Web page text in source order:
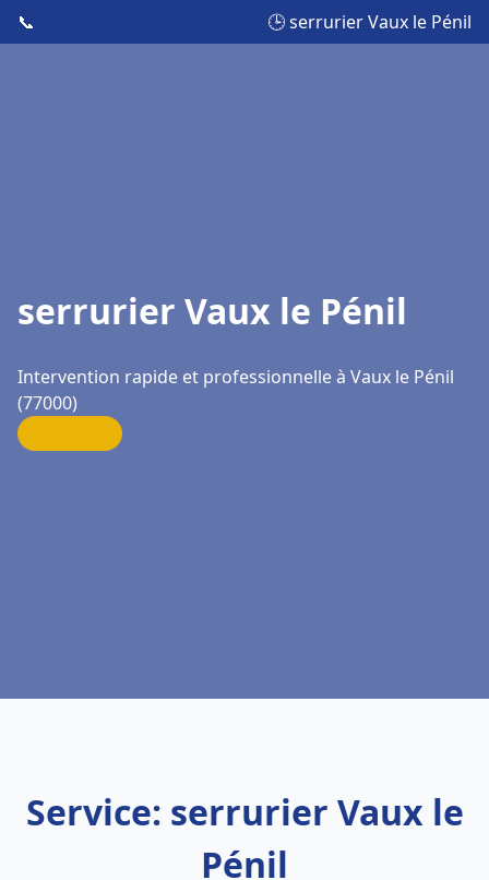
📞 🕒 serrurier Vaux le Pénil
serrurier Vaux le Pénil
Intervention rapide et professionnelle à Vaux le Pénil
(77000)
Service: serrurier Vaux le
Pénil